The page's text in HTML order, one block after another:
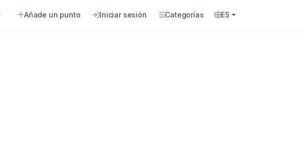
Añade un punto Iniciar sesión Categorías ES